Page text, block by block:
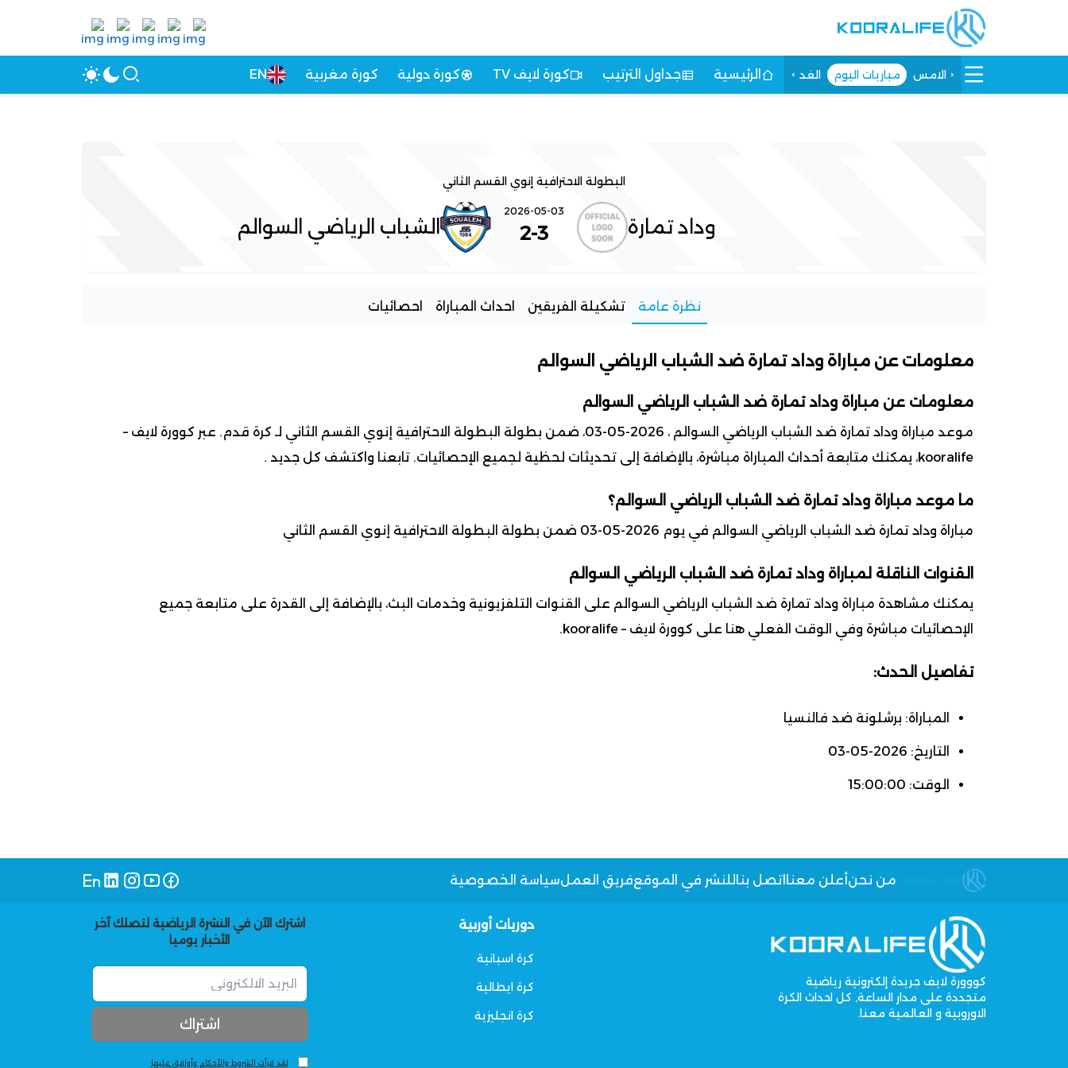
الامس مباريات اليوم الغد الرئيسية جداول الترتيب كورة لايف TV كورة دولية كورة مغربية EN
البطولة الاحترافية إنوي القسم الثاني
وداد تمارة
2026-05-03
3
-
2 الشباب الرياضي السوالم
نظرة عامة تشكيلة الفريقين احداث المباراة احصائيات
معلومات عن مباراة وداد تمارة ضد الشباب الرياضي السوالم
معلومات عن مباراة وداد تمارة ضد الشباب الرياضي السوالم
موعد مباراة وداد تمارة ضد الشباب الرياضي السوالم ، 2026-05-03، ضمن بطولة البطولة الاحترافية إنوي القسم الثاني لـ كرة قدم. عبر كوورة لايف –
kooralife، يمكنك متابعة أحداث المباراة مباشرة، بالإضافة إلى تحديثات لحظية لجميع الإحصائيات. تابعنا واكتشف كل جديد .
ما موعد مباراة وداد تمارة ضد الشباب الرياضي السوالم؟
مباراة وداد تمارة ضد الشباب الرياضي السوالم في يوم 2026-05-03 ضمن بطولة البطولة الاحترافية إنوي القسم الثاني
القنوات الناقلة لمباراة وداد تمارة ضد الشباب الرياضي السوالم
يمكنك مشاهدة مباراة وداد تمارة ضد الشباب الرياضي السوالم على القنوات التلفزيونية وخدمات البث، بالإضافة إلى القدرة على متابعة جميع
الإحصائيات مباشرة وفي الوقت الفعلي هنا على كوورة لايف – kooralife.
تفاصيل الحدث:
المباراة: برشلونة ضد فالنسيا
التاريخ: 2026-05-03
الوقت: 15:00:00
من نحنأعلن معنا اتصل بنا للنشر في الموقعفريق العملسياسة الخصوصية
كووورة لايف جريدة إلكترونية رياضية
متجددة على مدار الساعة, كل احداث الكرة
الاوروبية و العالمية معنا.
دوريات أوربية
كرة اسبانية
كرة ايطالية
كرة انجليزية
اشترك الآن في النشرة الرياضية لتصلك آخر
الأخبار يوميا
لقد قرأت الشروط والأحكام وأوافق عليها